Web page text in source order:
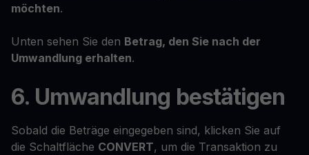
möchten.
Unten sehen Sie den Betrag, den Sie nach der
Umwandlung erhalten.
6. Umwandlung bestätigen
Sobald die Beträge eingegeben sind, klicken Sie auf
die Schaltfläche CONVERT, um die Transaktion zu